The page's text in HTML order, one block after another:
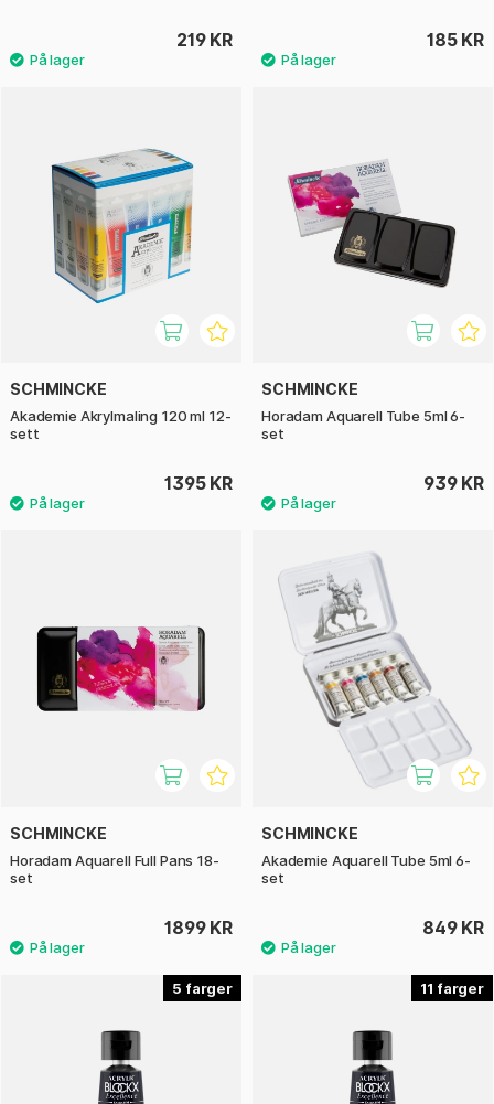
219 KR 185 KR
SCHMINCKE
Akademie Akrylmaling 120 ml 12-
sett
1395 KR
SCHMINCKE
Horadam Aquarell Tube 5ml 6-
set
939 KR
SCHMINCKE
Horadam Aquarell Full Pans 18-
set
1899 KR
SCHMINCKE
Akademie Aquarell Tube 5ml 6-
set
849 KR
5 11